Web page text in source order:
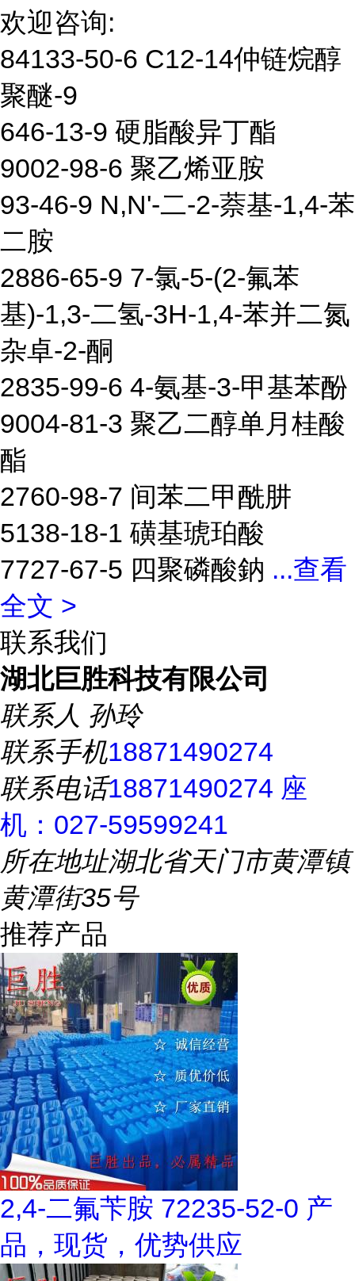
欢迎咨询:
84133-50-6 C12-14仲链烷醇
聚醚-9
646-13-9 硬脂酸异丁酯
9002-98-6 聚乙烯亚胺
93-46-9 N,N'-二-2-萘基-1,4-苯
二胺
2886-65-9 7-氯-5-(2-氟苯
基)-1,3-二氢-3H-1,4-苯并二氮
杂卓-2-酮
2835-99-6 4-氨基-3-甲基苯酚
9004-81-3 聚乙二醇单月桂酸
酯
2760-98-7 间苯二甲酰肼
5138-18-1 磺基琥珀酸
7727-67-5 四聚磷酸鈉 ...查看
全文 >
联系我们
湖北巨胜科技有限公司
联系人 孙玲
联系手机18871490274
联系电话18871490274 座
机：027-59599241
所在地址湖北省天门市黄潭镇
黄潭街35号
推荐产品
2,4-二氟苄胺 72235-52-0 产
品，现货，优势供应